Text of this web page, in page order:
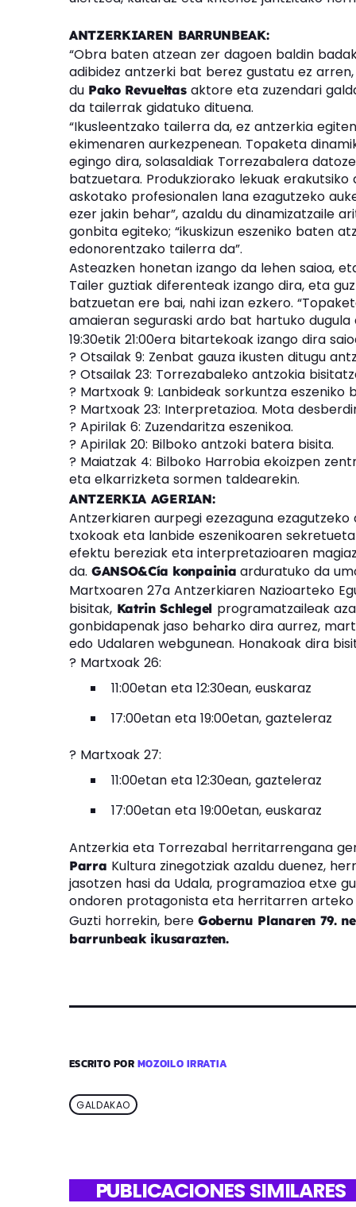
ANTZERKIAREN BARRUNBEAK:
“Obra baten atzean zer dagoen baldin
adibidez antzerki bat berez gustatu ez
du Pako Revueltasaktore eta zuzendari
da tailerrak gidatuko dituena.
“Ikusleentzako tailerra da, ez antzerkia
ekimenaren aurkezpenean. Topaketa
egingo dira, solasaldiak Torrezabalera
batzuetara. Produkziorako lekuak
askotako profesionalen lana ezagutzeko
ezer jakin behar”, azaldu du dinamizatzaile
gonbita egiteko; “ikuskizun eszeniko baten
edonorentzako tailerra da”.
Asteazken honetan izango da lehen saioa,
Tailer guztiak diferenteak izango dira, eta
batzuetan ere bai, nahi izan ezkero.
amaieran seguraski ardo bat hartuko dugula
19:30etik 21:00era bitartekoak izango dira
? Otsailak 9: Zenbat gauza ikusten ditugu
? Otsailak 23: Torrezabaleko antzokia
? Martxoak 9: Lanbideak sorkuntza eszeniko
? Martxoak 23: Interpretazioa. Mota
? Apirilak 6: Zuzendaritza eszenikoa.
? Apirilak 20: Bilboko antzoki batera bisita.
? Maiatzak 4: Bilboko Harrobia ekoizpen
eta elkarrizketa sormen taldearekin.
ANTZERKIA AGERIAN:
Antzerkiaren aurpegi ezezaguna
txokoak eta lanbide eszenikoaren
efektu bereziak eta interpretazioaren
da. GANSO&Cía konpainia arduratuko da
Martxoaren 27a Antzerkiaren Nazioarteko
bisitak, Katrin Schlegel programatzaileak
gonbidapenak jaso beharko dira aurrez,
edo Udalaren webgunean. Honakoak dira
? Martxoak 26:
11:00etan eta 12:30ean, euskaraz
17:00etan eta 19:00etan, gazteleraz
? Martxoak 27:
11:00etan eta 12:30ean, gazteleraz
17:00etan eta 19:00etan, euskaraz
Antzerkia eta Torrezabal herritarrengana
Parra Kultura zinegotziak azaldu duenez,
jasotzen hasi da Udala, programazioa etxe
ondoren protagonista eta herritarren arteko
Guzti horrekin, bere Gobernu Planaren 79.
barrunbeak ikusarazten.
ESCRITO PORMOZOILO IRRATIA
GALDAKAO
PUBLICACIONES SIMILARES